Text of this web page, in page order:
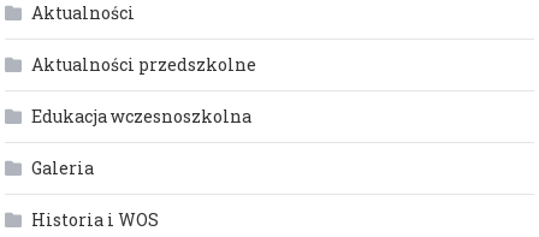
Aktualności
Aktualności przedszkolne
Edukacja wczesnoszkolna
Galeria
Historia i WOS